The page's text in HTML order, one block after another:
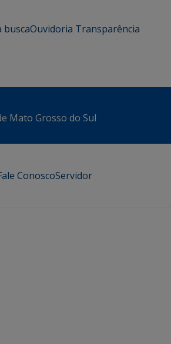
buscaOuvidoria Transparência
Mato Grosso do Sul
ConoscoServidor